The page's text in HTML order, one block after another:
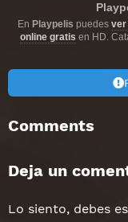
En Playpelis puedes ver
online gratis en HD.
Comments
Deja un
Lo siento, debes